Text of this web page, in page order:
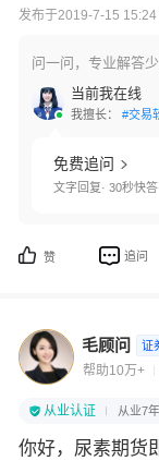
发布于2019-7-15 15:24
问一问，专业解答
当前我在线
我擅长： #交易
免费追问
文字回复· 30秒快答
赞 追问
毛顾问 证
帮助10万+
从业认证 从业7年
你好，尿素期货